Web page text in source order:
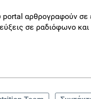
portal αρθρογραφούν
σε ραδιόφωνο